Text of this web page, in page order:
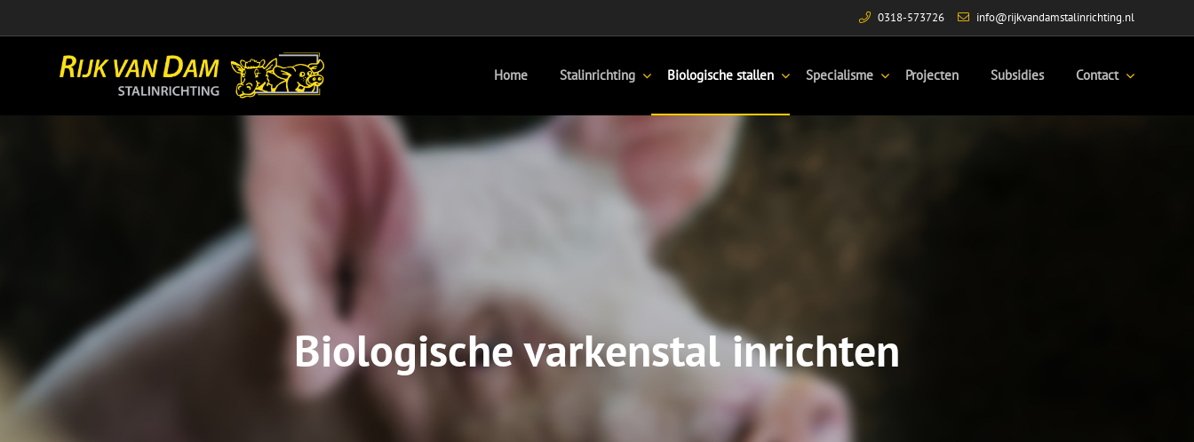
0318-573726 info@rijkvandamstalinrichting.nl
Home Stalinrichting Biologische stallen Specialisme Projecten Subsidies Contact
Biologische varkenstal inrichten